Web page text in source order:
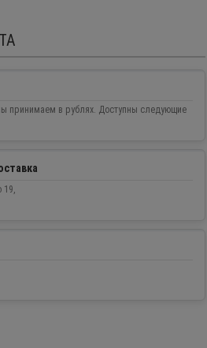
принимаем в рублях. Доступны следующие
19,